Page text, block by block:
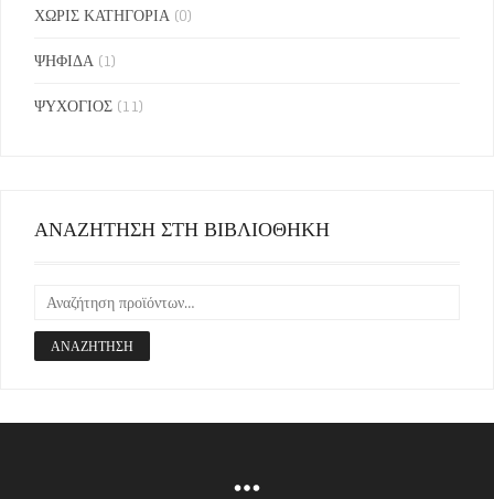
ΧΩΡΙΣ ΚΑΤΗΓΟΡΙΑ (0)
ΨΗΦΙΔΑ (1)
ΨΥΧΟΓΙΟΣ (11)
ΑΝΑΖΗΤΗΣΗ ΣΤΗ ΒΙΒΛΙΟΘΗΚΗ
ΑΝΑΖΉΤΗΣΗ